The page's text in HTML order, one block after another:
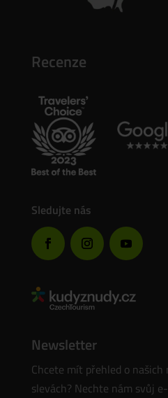
Recenze
Sledujte nás
Newsletter
Chcete mít přehled o
slevách? Nechte nám svůj